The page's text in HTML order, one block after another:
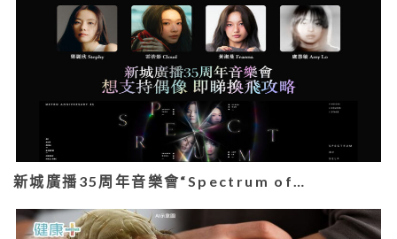
新城廣播35周年音樂會“Spectrum of…